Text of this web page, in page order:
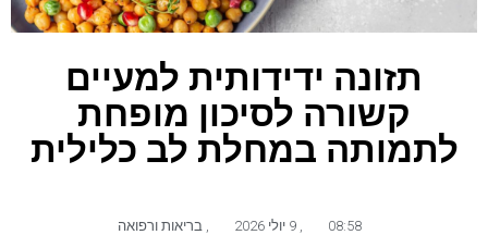
תזונה ידידותית למעיים
קשורה לסיכון מופחת
לתמותה במחלת לב כלילית
08:58 בריאות ורפואה